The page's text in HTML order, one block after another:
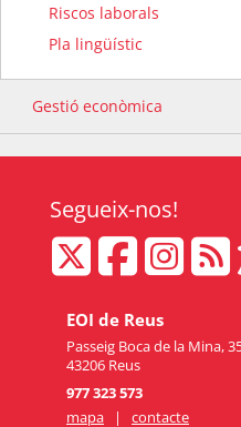
Riscos laborals
Pla lingüístic
Gestió econòmica
Segueix-nos!
EOI de Reus
Passeig Boca de la Mina,
43206 Reus
977 323 573
mapa
| contacte